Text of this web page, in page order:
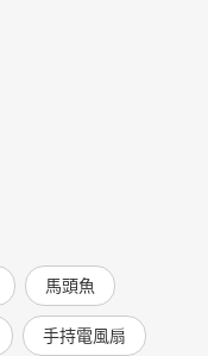
馬頭魚
手持電風扇